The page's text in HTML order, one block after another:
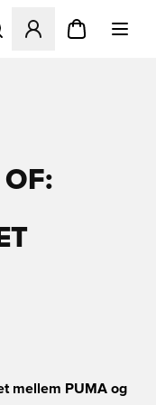
en Modal til at
mellem PUMA og